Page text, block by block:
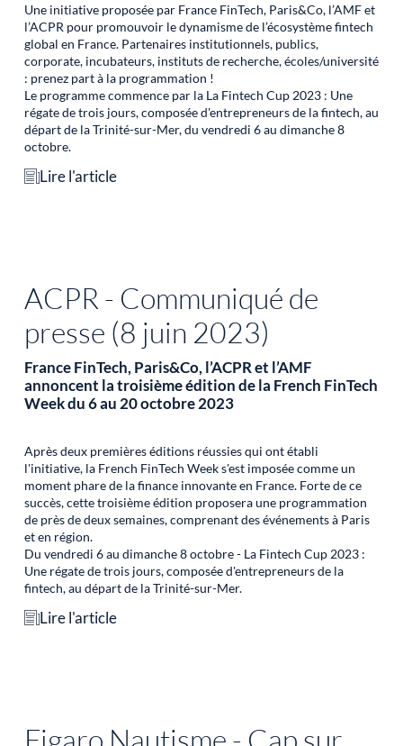
Une initiative proposée par France FinTech, Paris&Co, l’AMF et
l’ACPR pour promouvoir le dynamisme de l’écosystème fintech
global en France. Partenaires institutionnels, publics,
corporate, incubateurs, instituts de recherche, écoles/université
: prenez part à la programmation !
Le programme commence par la La Fintech Cup 2023 : Une
régate de trois jours, composée d'entrepreneurs de la fintech, au
départ de la Trinité-sur-Mer, du vendredi 6 au dimanche 8
octobre.
Lire l'article
ACPR - Communiqué de
presse (8 juin 2023)
France FinTech, Paris&Co, l’ACPR et l’AMF
annoncent la troisième édition de la French FinTech
Week du 6 au 20 octobre 2023
Après deux premières éditions réussies qui ont établi
l'initiative, la French FinTech Week s'est imposée comme un
moment phare de la finance innovante en France. Forte de ce
succès, cette troisième édition proposera une programmation
de près de deux semaines, comprenant des événements à Paris
et en région.
Du vendredi 6 au dimanche 8 octobre - La Fintech Cup 2023 :
Une régate de trois jours, composée d'entrepreneurs de la
fintech, au départ de la Trinité-sur-Mer.
Lire l'article